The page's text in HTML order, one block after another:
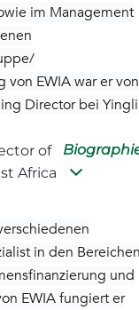
im Management
von EWIA war er von
Director bei Yingli
of
Africa
in den
und
EWIA fungiert er